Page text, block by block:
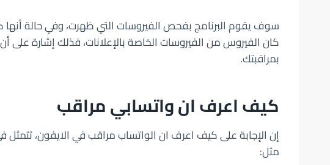
سوف يقوم البرنامج بفحص الفيروسات التي ظهرت، وفي حالة أنها
كان الفيروس من الفيروسات الخاصة بالإعلانات، فذلك إشارة
بمراقبتك.
كيف اعرف ان واتسابي مراقب
إن الإجابة على كيف اعرف ان الواتساب مراقب في الايفون،
مثل: